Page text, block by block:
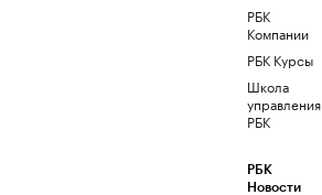
РБК
Компании
РБК Курсы
Школа
управления
РБК
РБК
Новости